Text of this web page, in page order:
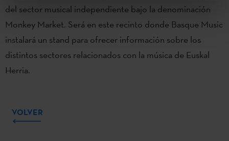
del sector musical independiente bajo la denominación
Monkey Market. Será en este recinto donde Basque Music
instalará un stand para ofrecer información sobre los
distintos sectores relacionados con la música de Euskal
Herria.
VOLVER